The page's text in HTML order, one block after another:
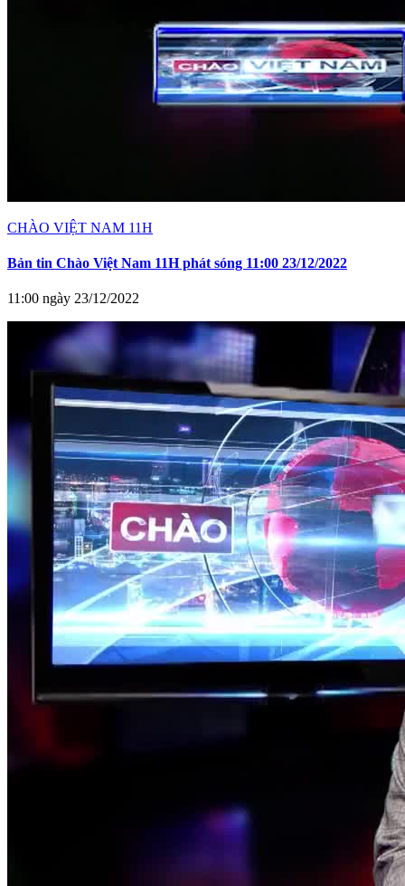
CHÀO VIỆT NAM 11H
Bản tin Chào Việt Nam 11H phát sóng 11:00 23/12/2022
11:00 ngày 23/12/2022